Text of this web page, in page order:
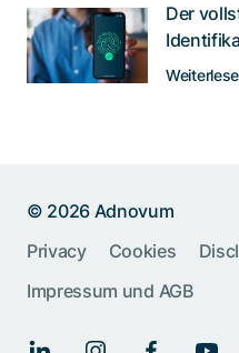
Der
© 2026 Adnovum
Privacy
Cookies
Impressum und AGB
Help us improve:
Report an issue🐞
Give feedback 💬